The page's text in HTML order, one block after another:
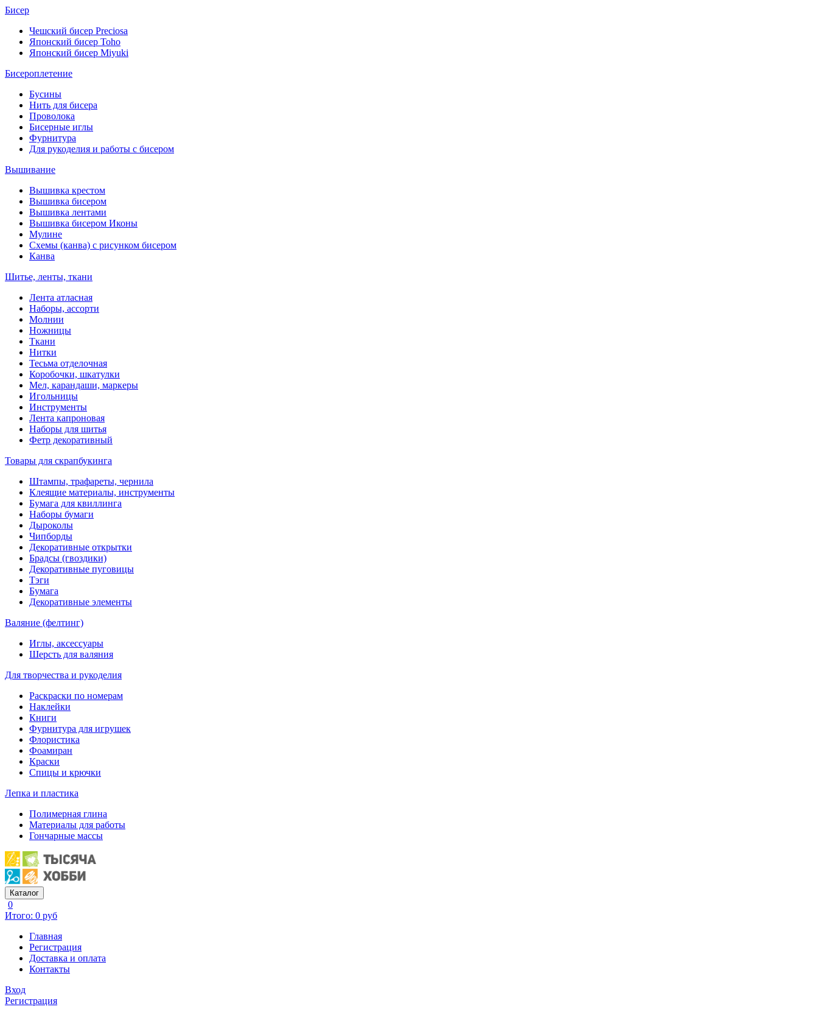
Бисер
Чешский бисер Preciosa
Японский бисер Toho
Японский бисер Miyuki
Бисероплетение
Бусины
Нить для бисера
Проволока
Бисерные иглы
Фурнитура
Для рукоделия и работы с бисером
Вышивание
Вышивка крестом
Вышивка бисером
Вышивка лентами
Вышивка бисером Иконы
Мулине
Схемы (канва) с рисунком бисером
Канва
Шитье, ленты, ткани
Лента атласная
Наборы, ассорти
Молнии
Ножницы
Ткани
Нитки
Тесьма отделочная
Коробочки, шкатулки
Мел, карандаши, маркеры
Игольницы
Инструменты
Лента капроновая
Наборы для шитья
Фетр декоративный
Товары для скрапбукинга
Штампы, трафареты, чернила
Клеящие материалы, инструменты
Бумага для квиллинга
Наборы бумаги
Дыроколы
Чипборды
Декоративные открытки
Брадсы (гвоздики)
Декоративные пуговицы
Тэги
Бумага
Декоративные элементы
Валяние (фелтинг)
Иглы, аксессуары
Шерсть для валяния
Для творчества и рукоделия
Раскраски по номерам
Наклейки
Книги
Фурнитура для игрушек
Флористика
Фоамиран
Краски
Спицы и крючки
Лепка и пластика
Полимерная глина
Материалы для работы
Гончарные массы
Каталог
0
Итого: 0 руб
Главная
Регистрация
Доставка и оплата
Контакты
Вход
Регистрация